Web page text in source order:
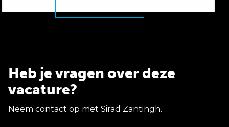
Heb je vragen over deze
vacature?
Neem contact op met Sirad Zantingh.